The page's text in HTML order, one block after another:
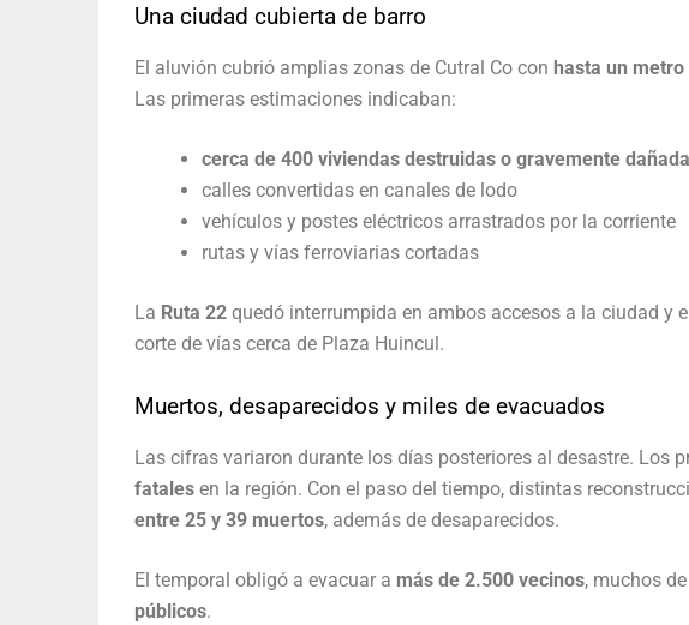
Una ciudad cubierta de barro
El aluvión cubrió amplias zonas de Cutral Co con hasta un
Las primeras estimaciones indicaban:
cerca de 400 viviendas destruidas o gravemente
calles convertidas en canales de lodo
vehículos y postes eléctricos arrastrados por la corriente
rutas y vías ferroviarias cortadas
La Ruta 22 quedó interrumpida en ambos accesos a la ciudad y el
corte de vías cerca de Plaza Huincul.
Muertos, desaparecidos y miles de evacuados
Las cifras variaron durante los días posteriores al desastre. Los
fatales en la región. Con el paso del tiempo, distintas
entre 25 y 39 muertos, además de desaparecidos.
El temporal obligó a evacuar a más de 2.500 vecinos, muchos
públicos.